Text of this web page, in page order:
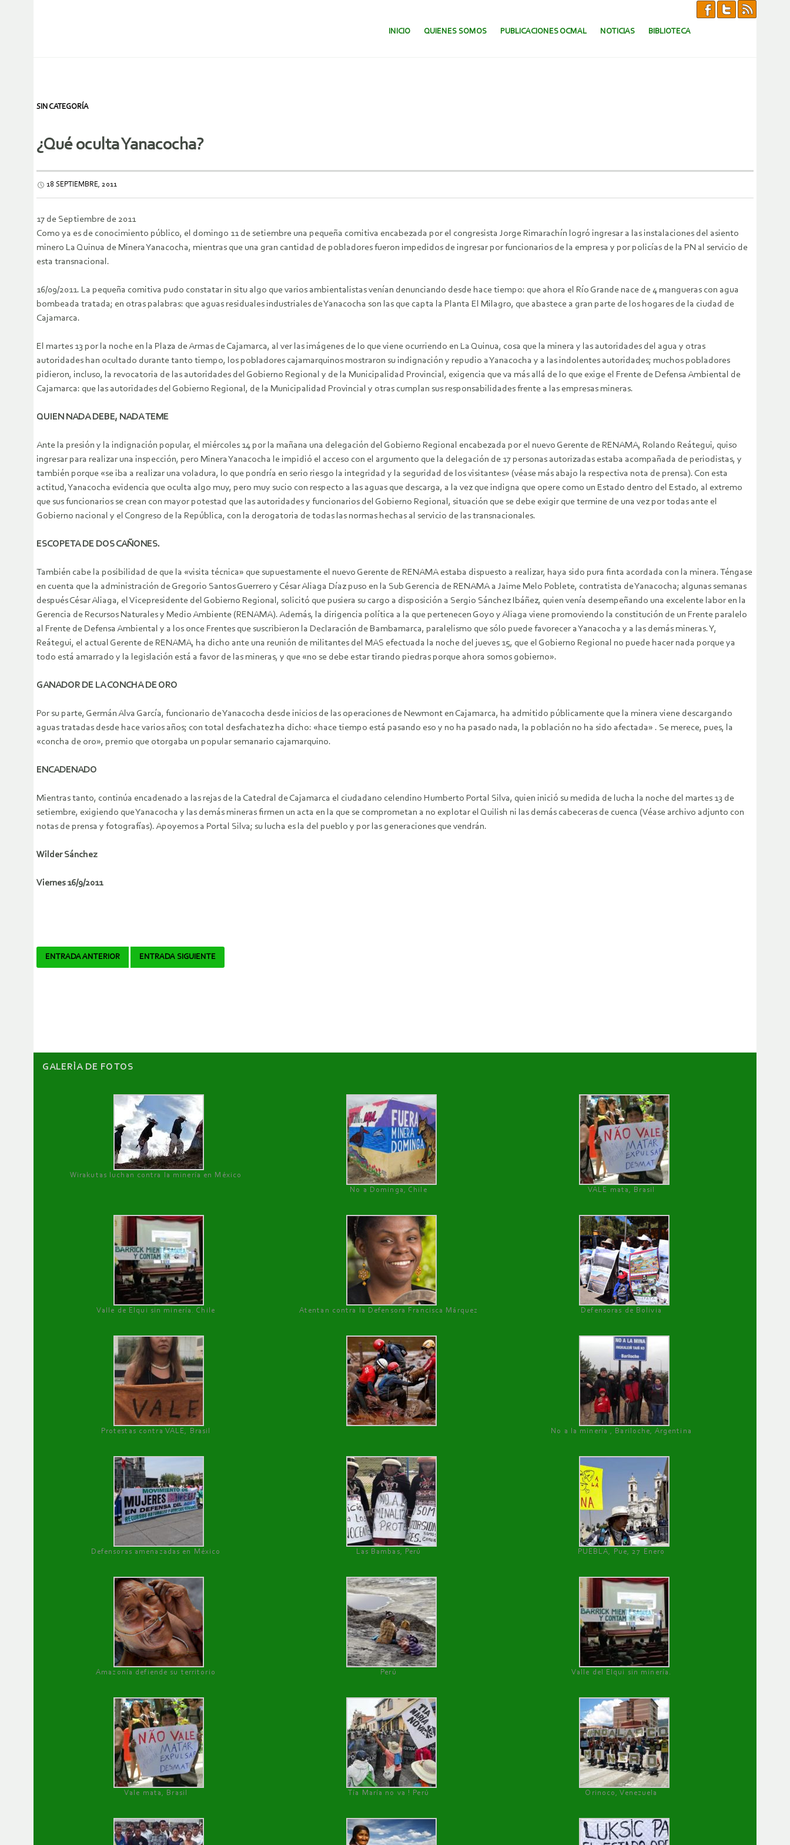
SALTAR AL CONTENIDO.
INICIO QUIENES SOMOS PUBLICACIONES OCMAL NOTICIAS BIBLIOTECA
SIN CATEGORÍA
¿Qué oculta Yanacocha?
18 SEPTIEMBRE, 2011
17 de Septiembre de 2011
Como ya es de conocimiento público, el domingo 11 de setiembre una pequeña comitiva encabezada por el congresista Jorge Rimarachín logró ingresar a las instalaciones del asiento
minero La Quinua de Minera Yanacocha, mientras que una gran cantidad de pobladores fueron impedidos de ingresar por funcionarios de la empresa y por policías de la PN al servicio de
esta transnacional.
16/09/2011. La pequeña comitiva pudo constatar in situ algo que varios ambientalistas venían denunciando desde hace tiempo: que ahora el Río Grande nace de 4 mangueras con agua
bombeada tratada; en otras palabras: que aguas residuales industriales de Yanacocha son las que capta la Planta El Milagro, que abastece a gran parte de los hogares de la ciudad de
Cajamarca.
El martes 13 por la noche en la Plaza de Armas de Cajamarca, al ver las imágenes de lo que viene ocurriendo en La Quinua, cosa que la minera y las autoridades del agua y otras
autoridades han ocultado durante tanto tiempo, los pobladores cajamarquinos mostraron su indignación y repudio a Yanacocha y a las indolentes autoridades; muchos pobladores
pidieron, incluso, la revocatoria de las autoridades del Gobierno Regional y de la Municipalidad Provincial, exigencia que va más allá de lo que exige el Frente de Defensa Ambiental de
Cajamarca: que las autoridades del Gobierno Regional, de la Municipalidad Provincial y otras cumplan sus responsabilidades frente a las empresas mineras.
QUIEN NADA DEBE, NADA TEME
Ante la presión y la indignación popular, el miércoles 14 por la mañana una delegación del Gobierno Regional encabezada por el nuevo Gerente de RENAMA, Rolando Reátegui, quiso
ingresar para realizar una inspección, pero Minera Yanacocha le impidió el acceso con el argumento que la delegación de 17 personas autorizadas estaba acompañada de periodistas, y
también porque «se iba a realizar una voladura, lo que pondría en serio riesgo la integridad y la seguridad de los visitantes» (véase más abajo la respectiva nota de prensa). Con esta
actitud, Yanacocha evidencia que oculta algo muy, pero muy sucio con respecto a las aguas que descarga, a la vez que indigna que opere como un Estado dentro del Estado, al extremo
que sus funcionarios se crean con mayor potestad que las autoridades y funcionarios del Gobierno Regional, situación que se debe exigir que termine de una vez por todas ante el
Gobierno nacional y el Congreso de la República, con la derogatoria de todas las normas hechas al servicio de las transnacionales.
ESCOPETA DE DOS CAÑONES.
También cabe la posibilidad de que la «visita técnica» que supuestamente el nuevo Gerente de RENAMA estaba dispuesto a realizar, haya sido pura finta acordada con la minera. Téngase
en cuenta que la administración de Gregorio Santos Guerrero y César Aliaga Díaz puso en la Sub Gerencia de RENAMA a Jaime Melo Poblete, contratista de Yanacocha; algunas semanas
después César Aliaga, el Vicepresidente del Gobierno Regional, solicitó que pusiera su cargo a disposición a Sergio Sánchez Ibáñez, quien venía desempeñando una excelente labor en la
Gerencia de Recursos Naturales y Medio Ambiente (RENAMA). Además, la dirigencia política a la que pertenecen Goyo y Aliaga viene promoviendo la constitución de un Frente paralelo
al Frente de Defensa Ambiental y a los once Frentes que suscribieron la Declaración de Bambamarca, paralelismo que sólo puede favorecer a Yanacocha y a las demás mineras. Y,
Reátegui, el actual Gerente de RENAMA, ha dicho ante una reunión de militantes del MAS efectuada la noche del jueves 15, que el Gobierno Regional no puede hacer nada porque ya
todo está amarrado y la legislación está a favor de las mineras, y que «no se debe estar tirando piedras porque ahora somos gobierno».
GANADOR DE LA CONCHA DE ORO
Por su parte, Germán Alva García, funcionario de Yanacocha desde inicios de las operaciones de Newmont en Cajamarca, ha admitido públicamente que la minera viene descargando
aguas tratadas desde hace varios años; con total desfachatez ha dicho: «hace tiempo está pasando eso y no ha pasado nada, la población no ha sido afectada» . Se merece, pues, la
«concha de oro», premio que otorgaba un popular semanario cajamarquino.
ENCADENADO
Mientras tanto, continúa encadenado a las rejas de la Catedral de Cajamarca el ciudadano celendino Humberto Portal Silva, quien inició su medida de lucha la noche del martes 13 de
setiembre, exigiendo que Yanacocha y las demás mineras firmen un acta en la que se comprometan a no explotar el Quilish ni las demás cabeceras de cuenca (Véase archivo adjunto con
notas de prensa y fotografías). Apoyemos a Portal Silva; su lucha es la del pueblo y por las generaciones que vendrán.
Wilder Sánchez
Viernes 16/9/2011
Navegador
ENTRADA ANTERIOR ENTRADA SIGUIENTE
GALERÌA DE FOTOS
Wirakutas luchan contra la minería en México
No a Dominga, Chile
VALE mata, Brasil
Valle de Elqui sin minería. Chile Atentan contra la Defensora Francisca Márquez Defensoras de Bolivia
Protestas contra VALE, Brasil No a la minería , Bariloche, Argentina
Defensoras amenazadas en México Las Bambas, Perú PUEBLA, Pue, 27 Enero
Amazonía defiende su territorio Perú Valle del Elqui sin minería.
Vale mata, Brasil Tía María no va ! Perú Orinoco, Venezuela